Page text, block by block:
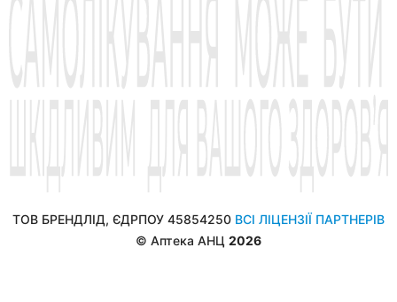
ТОВ БРЕНДЛІД, ЄДРПОУ 45854250 ВСІ ЛІЦЕНЗІЇ ПАРТНЕРІВ
© Аптека АНЦ 2026